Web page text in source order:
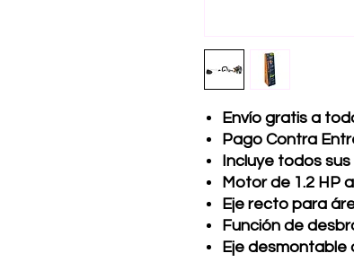
Envío gratis a
Pago Contra
Incluye todos
Motor de 1.2 HP
Eje recto para
Función de
Eje desmontable